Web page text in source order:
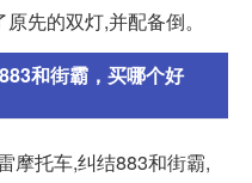
先的双灯,并配备倒。
和街霸，买哪个好
摩托车,纠结883和街霸,